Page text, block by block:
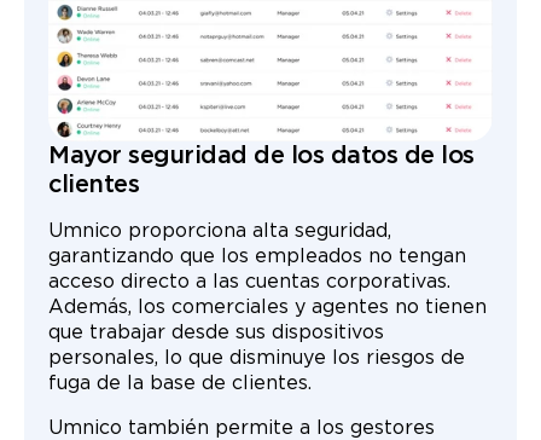
Mayor seguridad de los datos de los
clientes
Umnico proporciona alta seguridad,
garantizando que los empleados no tengan
acceso directo a las cuentas corporativas.
Además, los comerciales y agentes no tienen
que trabajar desde sus dispositivos
personales, lo que disminuye los riesgos de
fuga de la base de clientes.
Umnico también permite a los gestores